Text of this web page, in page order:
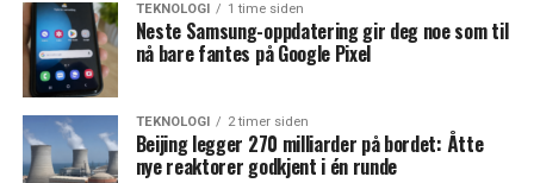
TEKNOLOGI 1 time siden
Neste Samsung-oppdatering gir deg noe som til
nå bare fantes på Google Pixel
TEKNOLOGI 2 timer siden
Beijing legger 270 milliarder på bordet: Åtte
nye reaktorer godkjent i én runde